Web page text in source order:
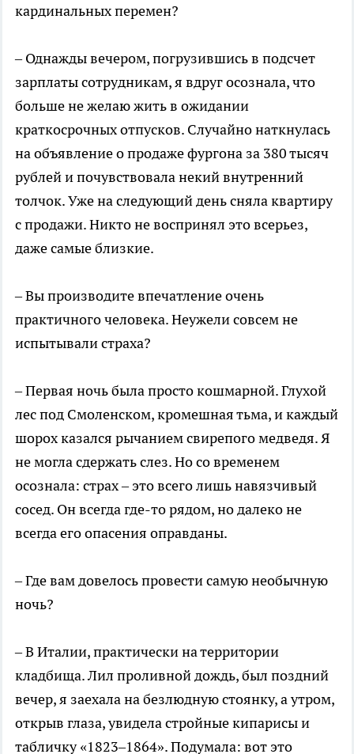
кардинальных перемен?
– Однажды вечером, погрузившись в подсчет
зарплаты сотрудникам, я вдруг осознала, что
больше не желаю жить в ожидании
краткосрочных отпусков. Случайно наткнулась
на объявление о продаже фургона за 380 тысяч
рублей и почувствовала некий внутренний
толчок. Уже на следующий день сняла квартиру
с продажи. Никто не воспринял это всерьез,
даже самые близкие.
– Вы производите впечатление очень
практичного человека. Неужели совсем не
испытывали страха?
– Первая ночь была просто кошмарной. Глухой
лес под Смоленском, кромешная тьма, и каждый
шорох казался рычанием свирепого медведя. Я
не могла сдержать слез. Но со временем
осознала: страх – это всего лишь навязчивый
сосед. Он всегда где-то рядом, но далеко не
всегда его опасения оправданы.
– Где вам довелось провести самую необычную
ночь?
– В Италии, практически на территории
кладбища. Лил проливной дождь, был поздний
вечер, я заехала на безлюдную стоянку, а утром,
открыв глаза, увидела стройные кипарисы и
табличку «1823–1864». Подумала: вот это